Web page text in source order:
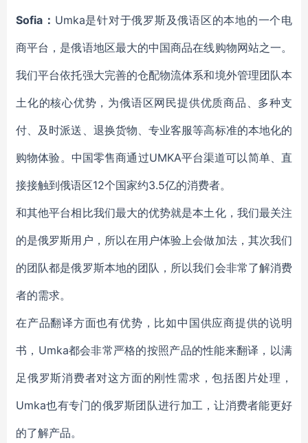
Sofia： Umka是针对于俄罗斯及俄语区的本地的一个电
商平台，是俄语地区最大的中国商品在线购物网站之一。
我们平台依托强大完善的仓配物流体系和境外管理团队本
土化的核心优势，为俄语区网民提供优质商品、多种支
付、及时派送、退换货物、专业客服等高标准的本地化的
购物体验。中国零售商通过UMKA平台渠道可以简单、直
接接触到俄语区12个国家约3.5亿的消费者。
和其他平台相比我们最大的优势就是本土化，我们最关注
的是俄罗斯用户，所以在用户体验上会做加法，其次我们
的团队都是俄罗斯本地的团队，所以我们会非常了解消费
者的需求。
在产品翻译方面也有优势，比如中国供应商提供的说明
书，Umka都会非常严格的按照产品的性能来翻译，以满
足俄罗斯消费者对这方面的刚性需求，包括图片处理，
Umka也有专门的俄罗斯团队进行加工，让消费者能更好
的了解产品。